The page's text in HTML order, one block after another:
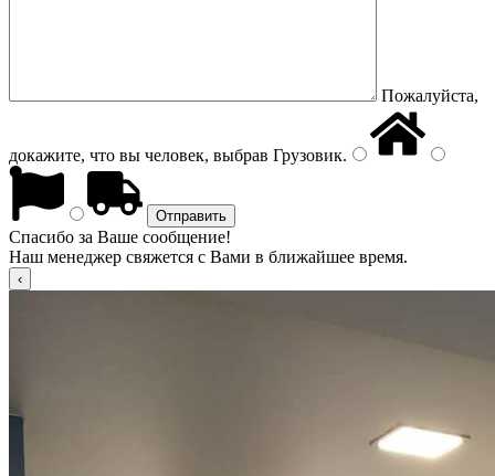
Пожалуйста,
докажите, что вы человек, выбрав Грузовик.
Спасибо за Ваше сообщение!
Наш менеджер свяжется с Вами в ближайшее время.